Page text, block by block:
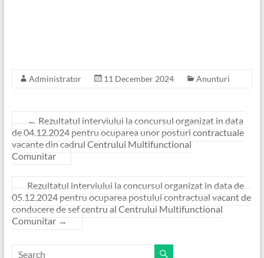
Administrator 11 December 2024 Anunturi
← Rezultatul interviului la concursul organizat in data
de 04.12.2024 pentru ocuparea unor posturi contractuale
vacante din cadrul Centrului Multifunctional
Comunitar
Rezultatul interviului la concursul organizat in data de
05.12.2024 pentru ocuparea postului contractual vacant de
conducere de sef centru al Centrului Multifunctional
Comunitar →